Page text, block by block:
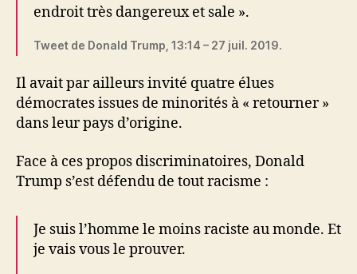
endroit très dangereux et sale ».
Tweet de Donald Trump, 13:14 – 27 juil. 2019.
Il avait par ailleurs invité quatre élues
démocrates issues de minorités à « retourner »
dans leur pays d’origine.
Face à ces propos discriminatoires, Donald
Trump s’est défendu de tout racisme :
Je suis l’homme le moins raciste au monde. Et
je vais vous le prouver.